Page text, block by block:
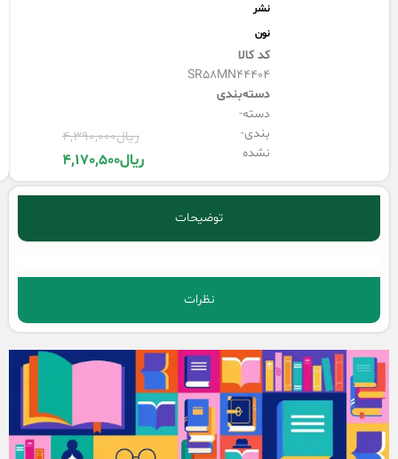
نشر
نون
کد کالا
SR58MN44404
دسته‌بندی
دسته-
بندی-
نشده
ریال4,390,000
ریال4,170,500
توضیحات
نظرات